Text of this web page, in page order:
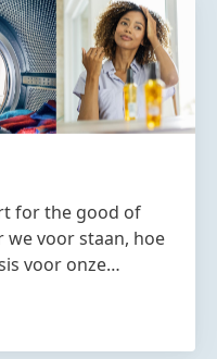
for the good of
voor staan, hoe
voor onze